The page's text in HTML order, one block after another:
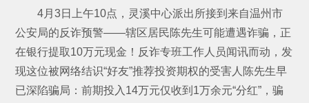
4月3日上午10点，灵溪中心派出所接到来自温州市
公安局的反诈预警——辖区居民陈先生可能遭遇诈骗，正
在银行提取10万元现金！反诈专班工作人员闻讯而动，发
现这位被网络结识“好友”推荐投资期权的受害人陈先生早
已深陷骗局：前期投入14万元仅收到1万余元“分红”，骗